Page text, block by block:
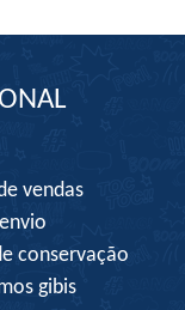
vendas
conservação
gibis